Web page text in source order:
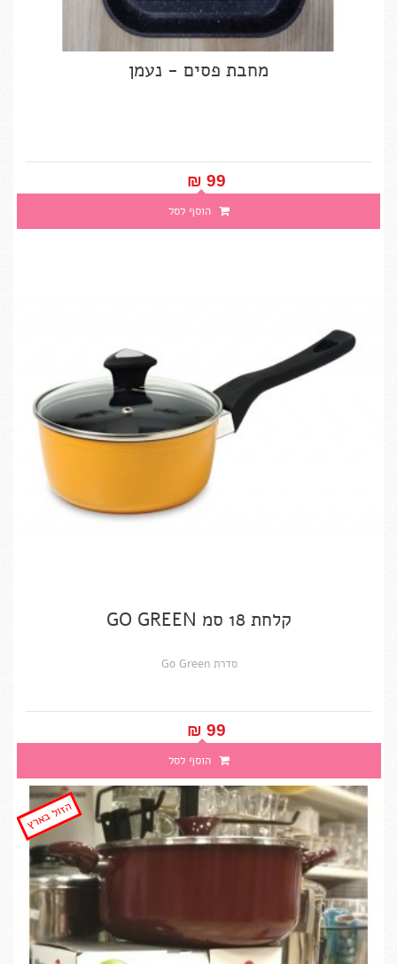
מחבת פסים - נעמן
99 ₪‎
הוסף לסל
קלחת 18 סמ GO GREEN
סדרת Go Green
99 ₪‎
הוסף לסל
הזול בארץ